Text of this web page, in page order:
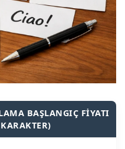
BAŞLANGIÇ FIYATI